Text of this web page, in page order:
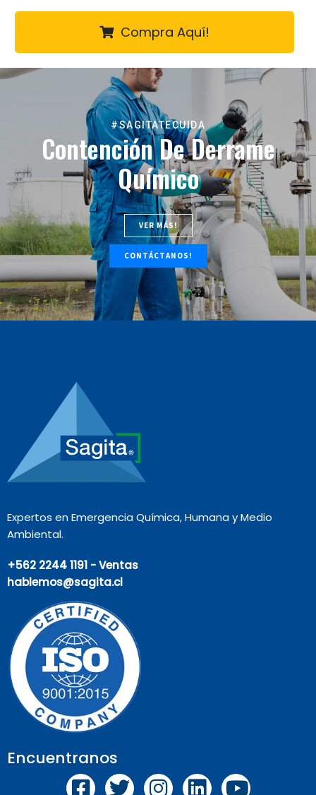
Compra Aquí!
#SAGITATECUIDA
Contención De Derrame
Químico
VER MÁS!
CONTÁCTANOS!
Expertos en Emergencia Química, Humana y Medio
Ambiental.
+562 2244 1191 - Ventas
hablemos@sagita.cl
Encuentranos